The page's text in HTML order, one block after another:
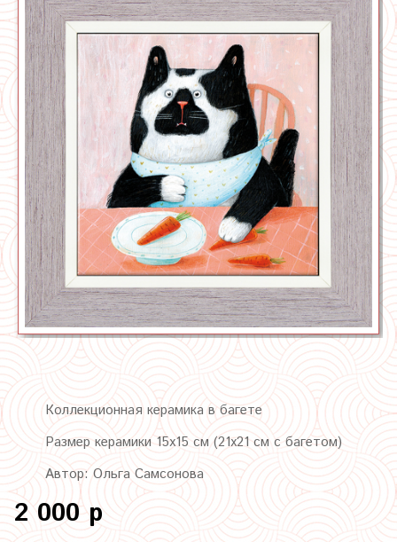
Коллекционная керамика в багете
Размер керамики 15х15 см (21х21 см с багетом)
Автор: Ольга Самсонова
2 000 р